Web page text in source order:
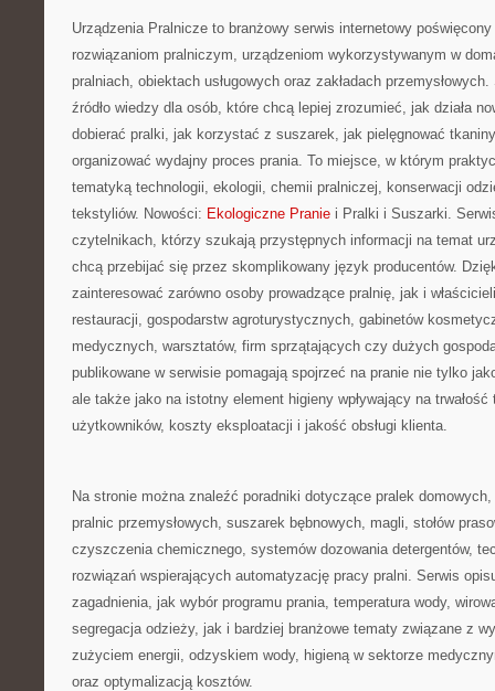
Urządzenia Pralnicze to branżowy serwis internetowy
rozwiązaniom pralniczym, urządzeniom wykorzystywanym w
pralniach, obiektach usługowych oraz zakładach
źródło wiedzy dla osób, które chcą lepiej zrozumieć, jak działa
dobierać pralki, jak korzystać z suszarek, jak pielęgnować
organizować wydajny proces prania. To miejsce, w którym
tematyką technologii, ekologii, chemii pralniczej, konserwacji
tekstyliów. Nowości: Ekologiczne Pranie i Pralki i Suszarki.
czytelnikach, którzy szukają przystępnych informacji na temat
chcą przebijać się przez skomplikowany język producentów.
zainteresować zarówno osoby prowadzące pralnię, jak i
restauracji, gospodarstw agroturystycznych, gabinetów
medycznych, warsztatów, firm sprzątających czy dużych
publikowane w serwisie pomagają spojrzeć na pranie nie tylko
ale także jako na istotny element higieny wpływający na
użytkowników, koszty eksploatacji i jakość obsługi klienta.
Na stronie można znaleźć poradniki dotyczące pralek domowych,
pralnic przemysłowych, suszarek bębnowych, magli, stołów
czyszczenia chemicznego, systemów dozowania detergentów,
rozwiązań wspierających automatyzację pracy pralni. Serwis
zagadnienia, jak wybór programu prania, temperatura wody,
segregacja odzieży, jak i bardziej branżowe tematy związane z
zużyciem energii, odzyskiem wody, higieną w sektorze
oraz optymalizacją kosztów.